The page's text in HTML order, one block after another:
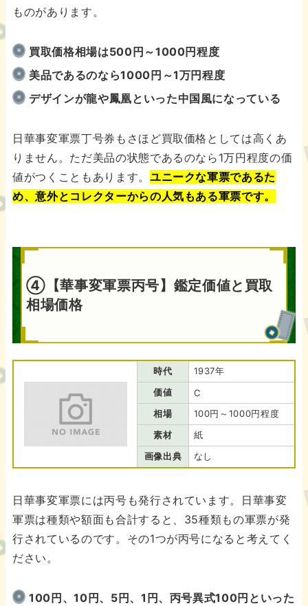
ものがあります。
買取価格相場は500円～1000円程度
美品であるのなら1000円～1万円程度
デザインが龍や鳳凰といった中国風になっている
日華事変軍票丁号券もさほど買取価格としては高くあ
りません。ただ美品の状態であるのなら1万円程度の価
値がつくこともあります。 ユニークな軍票であるた
め、意外とコレクターからの人気もある軍票です。
④【華事変軍票丙号】鑑定価値と買取
相場価格
時代
1937年
価値
C
相場
100円～1000円程度
素材
紙
画像出典
なし
日華事変軍票には丙号も発行されています。日華事変
軍票は種類や額面も合計すると、35種類もの軍票が発
行されているのです。その1つが丙号になると考えてく
ださい。
100円、10円、5円、1円、丙号異式100円といった